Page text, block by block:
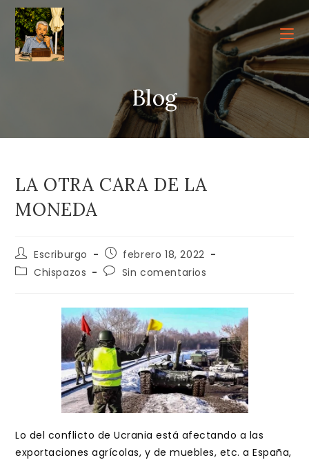
contenido
Blog
LA OTRA CARA DE LA
MONEDA
Autor
de
la
Escriburgo
Publicación
de
la
febrero 18, 2022
Categoría
Chispazos
Comentarios
entrada:
Sin comentarios
Lo del conflicto de Ucrania está afectando a las
exportaciones agrícolas, y de muebles, etc. a España,